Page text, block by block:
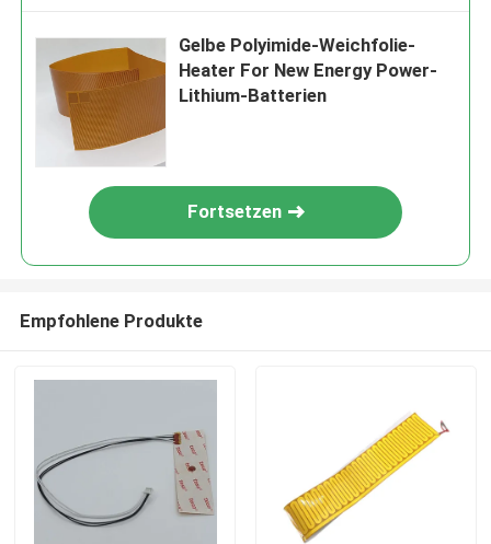
Gelbe Polyimide-Weichfolie-
Heater For New Energy Power-
Lithium-Batterien
Fortsetzen
Empfohlene Produkte